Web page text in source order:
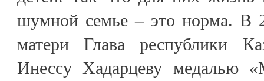
шумной семье – это норма. В
матери Глава республики
Инессу Хадарцеву медалью